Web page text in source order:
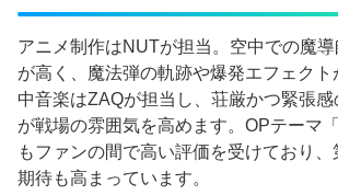
アニメ制作はNUTが担当。空中での魔導
が高く、魔法弾の軌跡や爆発エフェクト
中音楽はZAQが担当し、荘厳かつ緊張感
が戦場の雰囲気を高めます。OPテーマ
もファンの間で高い評価を受けており
期待も高まっています。